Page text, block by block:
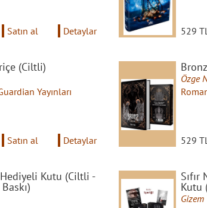
Satın al Detaylar 529 TL
(Ciltli)
Yayınları
Satın al Detaylar
Özge
529 TL
Kutu (Ciltli -
Kutu